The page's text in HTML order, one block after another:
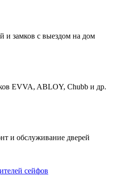
и замков с выездом на дом
EVVA, ABLOY, Chubb и др.
и обслуживание дверей